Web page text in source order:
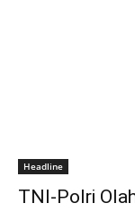
Headline
TNI-Polri